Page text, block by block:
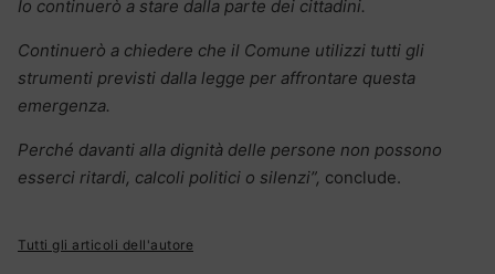
Io continuerò a stare dalla parte dei cittadini.
Continuerò a chiedere che il Comune utilizzi tutti gli
strumenti previsti dalla legge per affrontare questa
emergenza.
Perché davanti alla dignità delle persone non possono
esserci ritardi, calcoli politici o silenzi”, conclude.
Tutti gli articoli dell'autore